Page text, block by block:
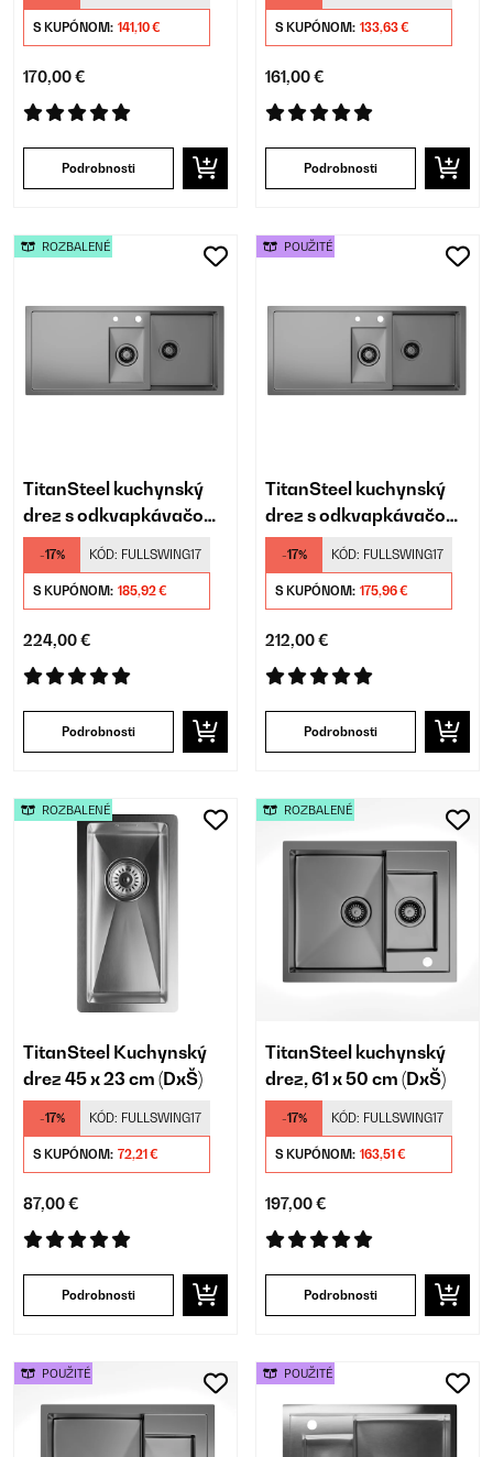
S KUPÓNOM: 141,10 €
170,00 €
Podrobnosti
S KUPÓNOM: 133,63 €
161,00 €
Podrobnosti
TitanSteel kuchynský
drez s odkvapkávačom,
100 x 45 cm (DxŠ)
-17% KÓD: FULLSWING17
S KUPÓNOM: 185,92 €
224,00 €
Podrobnosti
ROZBALENÉ
TitanSteel kuchynský
drez s odkvapkávačom,
100 x 45 cm (DxŠ)
-17% KÓD: FULLSWING17
S KUPÓNOM: 175,96 €
212,00 €
Podrobnosti
POUŽITÉ
TitanSteel Kuchynský
drez 45 x 23 cm (DxŠ)
-17% KÓD: FULLSWING17
S KUPÓNOM: 72,21 €
87,00 €
Podrobnosti
ROZBALENÉ
TitanSteel kuchynský
drez, 61 x 50 cm (DxŠ)
-17% KÓD: FULLSWING17
S KUPÓNOM: 163,51 €
197,00 €
Podrobnosti
ROZBALENÉ
POUŽITÉ POUŽITÉ